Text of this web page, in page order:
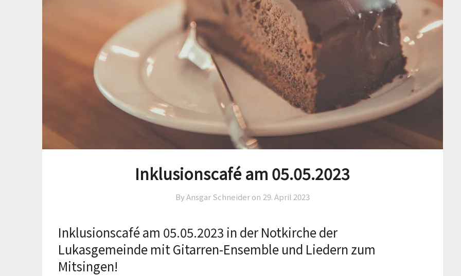
Inklusionscafé am 05.05.2023
By Ansgar Schneider on 29. April 2023
Inklusionscafé am 05.05.2023 in der Notkirche der
Lukasgemeinde mit Gitarren-Ensemble und Liedern zum
Mitsingen!